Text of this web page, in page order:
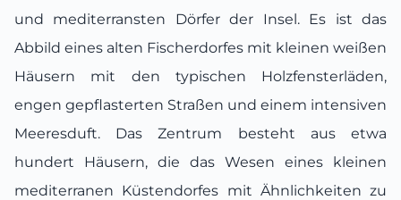
und mediterransten Dörfer der Insel. Es ist das
Abbild eines alten Fischerdorfes mit kleinen weißen
Häusern mit den typischen Holzfensterläden,
engen gepflasterten Straßen und einem intensiven
Meeresduft. Das Zentrum besteht aus etwa
hundert Häusern, die das Wesen eines kleinen
mediterranen Küstendorfes mit Ähnlichkeiten zu